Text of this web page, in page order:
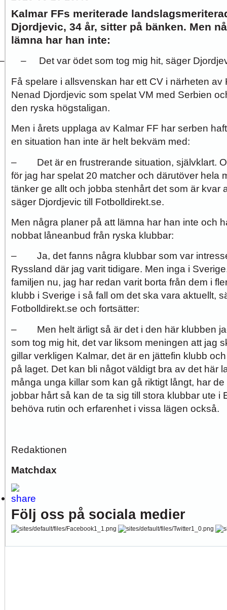
Kalmar FFs meriterade
Djordjevic, 34 år, sitter på bänken. Men
lämna har han inte:
– Det var ödet som tog mig hit, säger
Få spelare i allsvenskan har ett CV i närheten av
Nenad Djordjevic som spelat VM med Serbien
den ryska högstaligan.
Men i årets upplaga av Kalmar FF har serben
en situation han inte är helt bekväm med:
– Det är en frustrerande situation, självklart.
för jag har spelat 20 matcher och därutöver hela
tänker ge allt och jobba stenhårt det som är kvar
säger Djordjevic till Fotbolldirekt.se.
Men några planer på att lämna har han inte och
nobbat låneanbud från ryska klubbar:
– Ja, det fanns några klubbar som var
Ryssland där jag varit tidigare. Men inga i
familjen nu, jag har redan varit borta från dem i
klubb i Sverige i så fall om det ska vara aktuellt,
Fotbolldirekt.se och fortsätter:
– Men helt ärligt så är det i den här klubben
som tog mig hit, det var liksom meningen att jag
gillar verkligen Kalmar, det är en jättefin klubb
på laget. Det kan bli något väldigt bra av det här
många unga killar som kan gå riktigt långt, har
jobbar hårt så kan de ta sig till stora klubbar ute i
behöva rutin och erfarenhet i vissa lägen också.
Redaktionen
Matchdax
Följ oss på sociala medier